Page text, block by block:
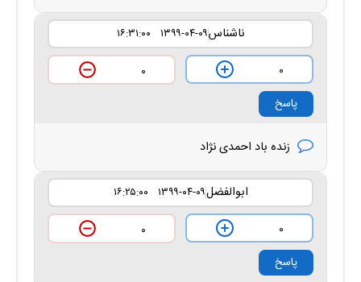
ناشناس۱۳۹۹-۰۴-۰۹ ۱۶:۳۱:۰۰
۰
۰
پاسخ
زنده باد احمدی نژاد
ابوالفضل۱۳۹۹-۰۴-۰۹ ۱۶:۲۵:۰۰
۰
۰
پاسخ